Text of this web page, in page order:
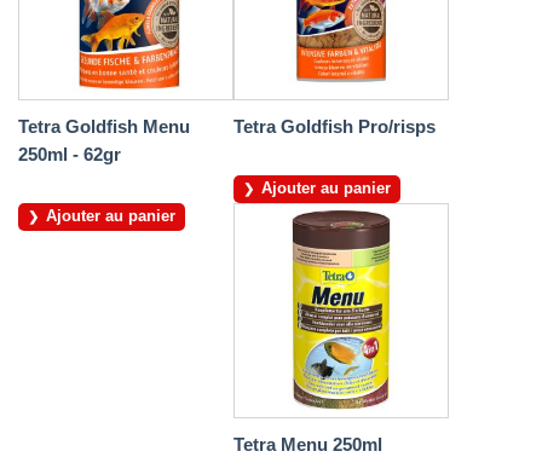
Tetra Goldfish Menu
250ml - 62gr
Ajouter au panier
Tetra Goldfish Pro/risps
Ajouter au panier
Tetra Menu 250ml